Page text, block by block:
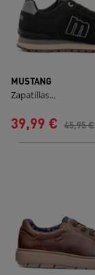
MUSTANG
Zapatillas...
39,99 € 45,95 €